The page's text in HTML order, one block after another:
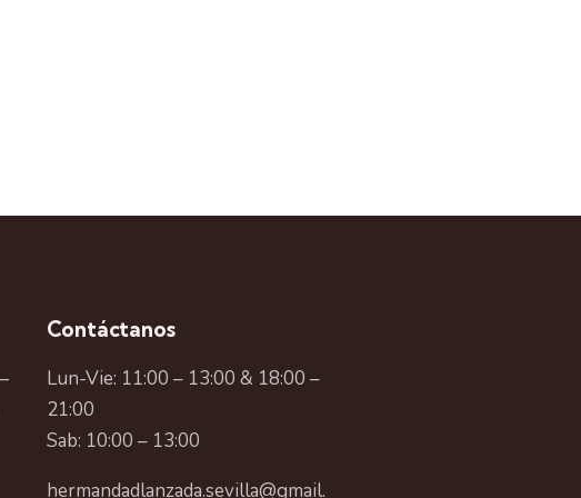
Contáctanos
Lun-Vie: 11:00 – 13:00 & 18:00 –
21:00
Sab: 10:00 – 13:00
hermandadlanzada.sevilla@gmail.